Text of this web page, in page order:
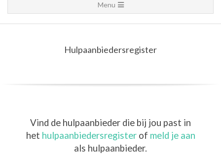
Navigation
Menu
Menu
Hulpaanbiedersregister
Vind de hulpaanbieder die bij jou past in
het hulpaanbiedersregisterof meld je aan
als hulpaanbieder.